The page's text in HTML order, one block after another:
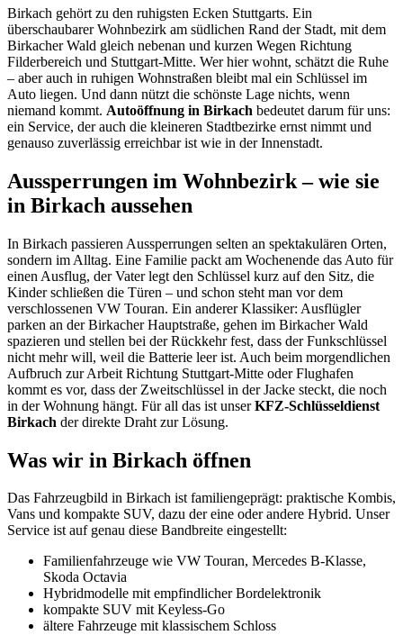
Birkach gehört zu den ruhigsten Ecken Stuttgarts. Ein
überschaubarer Wohnbezirk am südlichen Rand der Stadt, mit dem
Birkacher Wald gleich nebenan und kurzen Wegen Richtung
Filderbereich und Stuttgart-Mitte. Wer hier wohnt, schätzt die Ruhe
– aber auch in ruhigen Wohnstraßen bleibt mal ein Schlüssel im
Auto liegen. Und dann nützt die schönste Lage nichts, wenn
niemand kommt. Autoöffnung in Birkach bedeutet darum für uns:
ein Service, der auch die kleineren Stadtbezirke ernst nimmt und
genauso zuverlässig erreichbar ist wie in der Innenstadt.
Aussperrungen im Wohnbezirk – wie sie
in Birkach aussehen
In Birkach passieren Aussperrungen selten an spektakulären Orten,
sondern im Alltag. Eine Familie packt am Wochenende das Auto für
einen Ausflug, der Vater legt den Schlüssel kurz auf den Sitz, die
Kinder schließen die Türen – und schon steht man vor dem
verschlossenen VW Touran. Ein anderer Klassiker: Ausflügler
parken an der Birkacher Hauptstraße, gehen im Birkacher Wald
spazieren und stellen bei der Rückkehr fest, dass der Funkschlüssel
nicht mehr will, weil die Batterie leer ist. Auch beim morgendlichen
Aufbruch zur Arbeit Richtung Stuttgart-Mitte oder Flughafen
kommt es vor, dass der Zweitschlüssel in der Jacke steckt, die noch
in der Wohnung hängt. Für all das ist unserKFZ-Schlüsseldienst
Birkach der direkte Draht zur Lösung.
Was wir in Birkach öffnen
Das Fahrzeugbild in Birkach ist familiengeprägt: praktische Kombis,
Vans und kompakte SUV, dazu der eine oder andere Hybrid. Unser
Service ist auf genau diese Bandbreite eingestellt:
Familienfahrzeuge wie VW Touran, Mercedes B-Klasse,
Skoda Octavia
Hybridmodelle mit empfindlicher Bordelektronik
kompakte SUV mit Keyless-Go
ältere Fahrzeuge mit klassischem Schloss